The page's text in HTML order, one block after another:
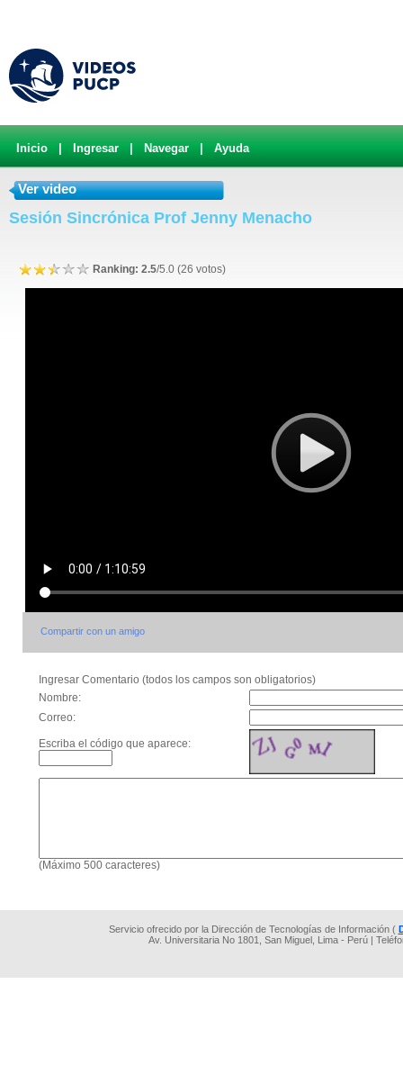
Inicio Ingresar Navegar Ayuda
Ver video
Sesión Sincrónica Prof Jenny Menacho
Ranking: 2.5/5.0 (26 votos)
Compartir con un amigo
Ingresar Comentario (todos los campos son obligatorios)
Nombre:
Correo:
Escriba el código que aparece:
(Máximo 500 caracteres)
Servicio ofrecido por la Dirección de Tecnologías de Información (
Av. Universitaria No 1801, San Miguel, Lima - Perú |